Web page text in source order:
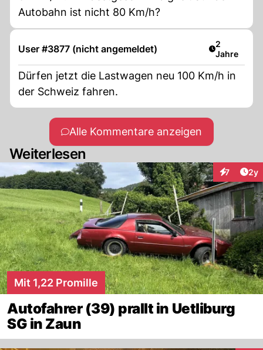
Autobahn ist nicht 80 Km/h?
User #3877 (nicht angemeldet) Artikel
2
Jahre
Dürfen jetzt die Lastwagen neu 100 Km/h in
der Schweiz fahren.
Alle Kommentare anzeigen
Weiterlesen
7 2y
Mit 1,22 Promille
Autofahrer (39) prallt in Uetliburg
SG in Zaun